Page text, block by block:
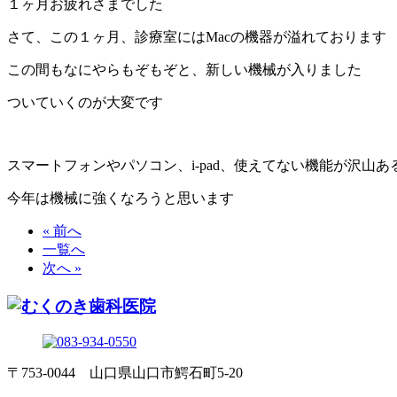
１ヶ月お疲れさまでした
さて、この１ヶ月、診療室にはMacの機器が溢れております
この間もなにやらもぞもぞと、新しい機械が入りました
ついていくのが大変です
スマートフォンやパソコン、i-pad、使えてない機能が沢山あ
今年は機械に強くなろうと思います
« 前へ
一覧へ
次へ »
〒753-0044 山口県山口市鰐石町5-20